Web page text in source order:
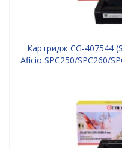
Картридж CG-407544
Aficio SPC250/SPC260/